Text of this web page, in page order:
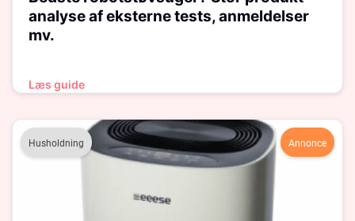
analyse af eksterne tests, anmeldelser
mv.
Læs guide
Husholdning Annonce